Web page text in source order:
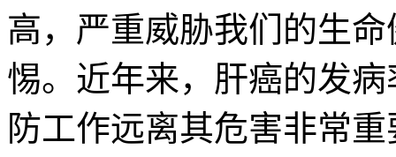
高，严重威胁我们的生
惕。近年来，肝癌的发
防工作远离其危害非常